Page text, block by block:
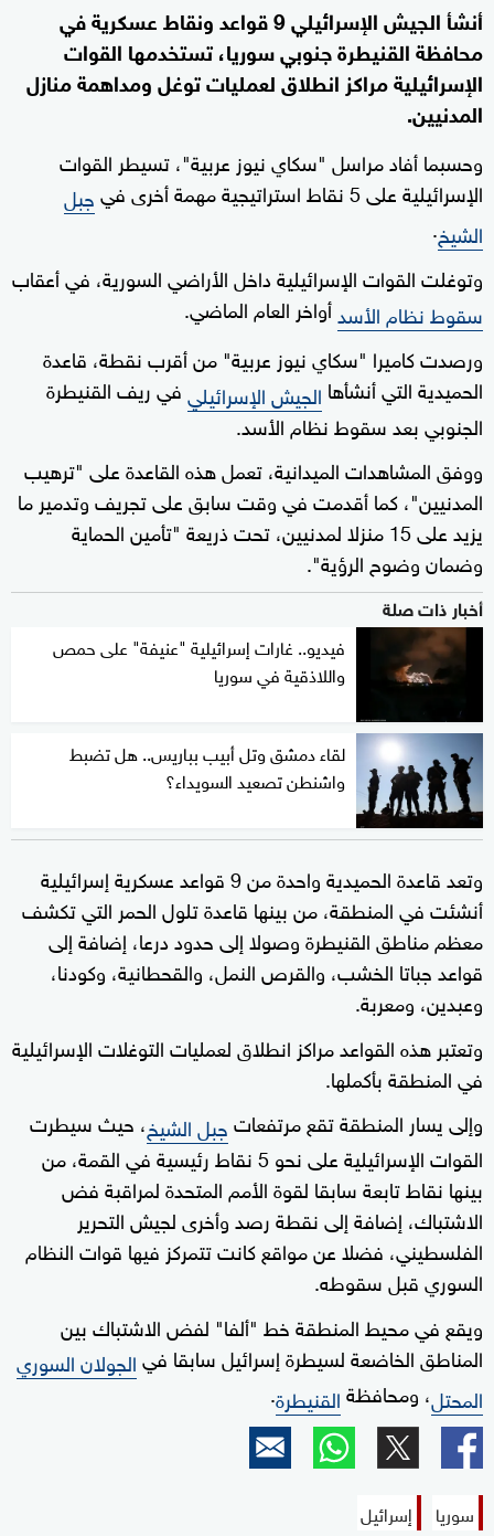
أنشأ الجيش الإسرائيلي 9 قواعد ونقاط عسكرية في
محافظة القنيطرة جنوبي سوريا، تستخدمها القوات
الإسرائيلية مراكز انطلاق لعمليات توغل ومداهمة منازل
المدنيين.
وحسبما أفاد مراسل "سكاي نيوز عربية"، تسيطر القوات
الإسرائيلية على 5 نقاط استراتيجية مهمة أخرى في
جبل
الشيخ.
وتوغلت القوات الإسرائيلية داخل الأراضي السورية، في أعقاب
سقوط نظام الأسدأواخر العام الماضي.
ورصدت كاميرا "سكاي نيوز عربية" من أقرب نقطة، قاعدة
الحميدية التي أنشأها الجيش الإسرائيليفي ريف القنيطرة
الجنوبي بعد سقوط نظام الأسد.
ووفق المشاهدات الميدانية، تعمل هذه القاعدة على "ترهيب
المدنيين"، كما أقدمت في وقت سابق على تجريف وتدمير ما
يزيد على 15 منزلا لمدنيين، تحت ذريعة "تأمين الحماية
وضمان وضوح الرؤية".
أخبار ذات صلة
فيديو.. غارات إسرائيلية "عنيفة" على حمص
واللاذقية في سوريا
لقاء دمشق وتل أبيب بباريس.. هل تضبط
واشنطن تصعيد السويداء؟
وتعد قاعدة الحميدية واحدة من 9 قواعد عسكرية إسرائيلية
أنشئت في المنطقة، من بينها قاعدة تلول الحمر التي تكشف
معظم مناطق القنيطرة وصولا إلى حدود درعا، إضافة إلى
قواعد جباتا الخشب، والقرص النمل، والقحطانية، وكودنا،
وعبدين، ومعربة.
وتعتبر هذه القواعد مراكز انطلاق لعمليات التوغلات الإسرائيلية
في المنطقة بأكملها.
وإلى يسار المنطقة تقع مرتفعاتجبل الشيخ، حيث سيطرت
القوات الإسرائيلية على نحو 5 نقاط رئيسية في القمة، من
بينها نقاط تابعة سابقا لقوة الأمم المتحدة لمراقبة فض
الاشتباك، إضافة إلى نقطة رصد وأخرى لجيش التحرير
الفلسطيني، فضلا عن مواقع كانت تتمركز فيها قوات النظام
السوري قبل سقوطه.
ويقع في محيط المنطقة خط "ألفا" لفض الاشتباك بين
المناطق الخاضعة لسيطرة إسرائيل سابقا فيالجولان السوري
المحتل، ومحافظةالقنيطرة.
سوريا إسرائيل